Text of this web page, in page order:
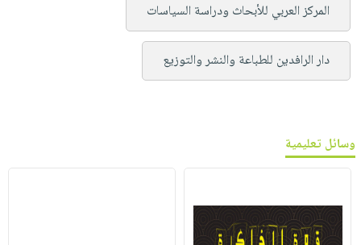
المركز العربي للأبحاث ودراسة السياسات
دار الرافدين للطباعة والنشر والتوزيع
وسائل تعليمية